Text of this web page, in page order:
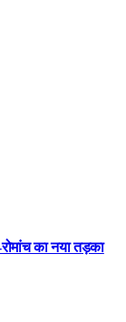
का नया तड़का